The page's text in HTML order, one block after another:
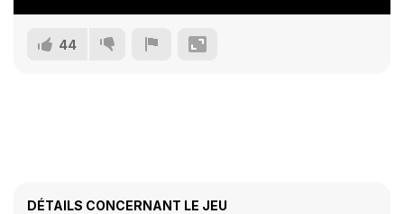
44
DÉTAILS CONCERNANT LE JEU